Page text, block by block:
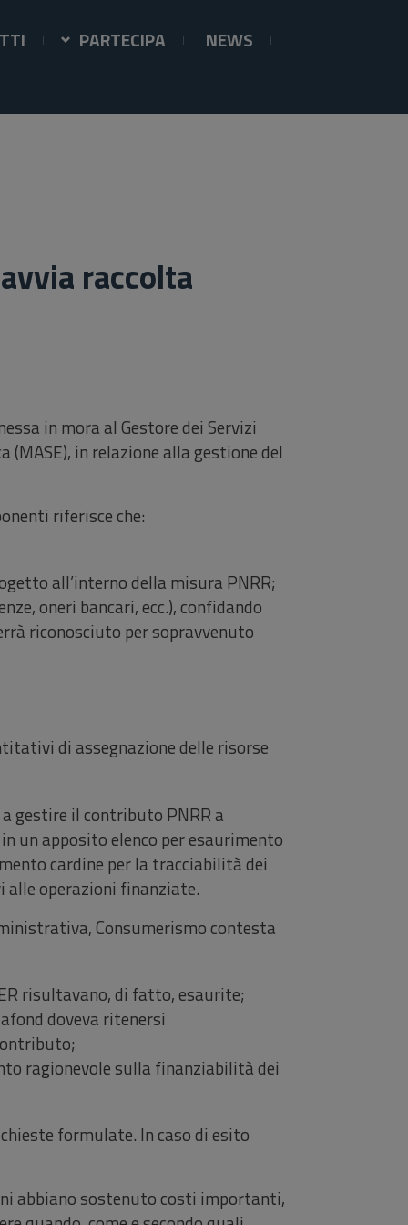
PARTECIPA NEWS
raccolta
in mora al Gestore dei Servizi
(MASE), in relazione alla gestione del
riferisce che:
all’interno della misura PNRR;
oneri bancari, ecc.), confidando
riconosciuto per sopravvenuto
di assegnazione delle risorse
gestire il contributo PNRR a
un apposito elenco per esaurimento
cardine per la tracciabilità dei
operazioni finanziate.
Consumerismo contesta
risultavano, di fatto, esaurite;
doveva ritenersi
ragionevole sulla finanziabilità dei
formulate. In caso di esito
abbiano sostenuto costi importanti,